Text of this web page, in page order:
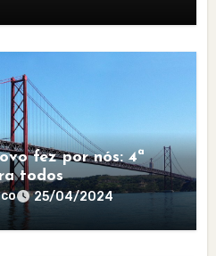
fez por nós: 4ª
todos
25/04/2024